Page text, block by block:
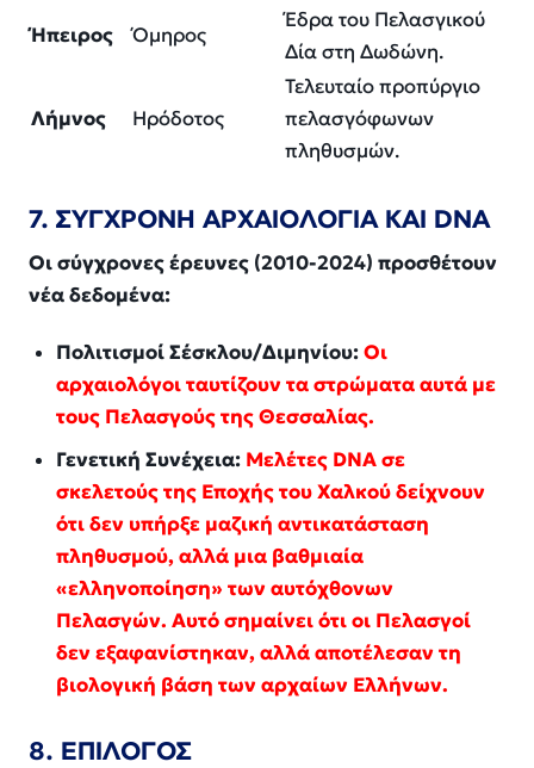
Ήπειρος
Όμηρος
Έδρα του Πελασγικού
Δία στη Δωδώνη.
Λήμνος Ηρόδοτος
Τελευταίο προπύργιο
πελασγόφωνων
πληθυσμών.
7. ΣΥΓΧΡΟΝΗ ΑΡΧΑΙΟΛΟΓΙΑ ΚΑΙ DNA
Οι σύγχρονες έρευνες (2010-2024) προσθέτουν
νέα δεδομένα:
Πολιτισμοί Σέσκλου/Διμηνίου:Οι
αρχαιολόγοι ταυτίζουν τα στρώματα αυτά με
τους Πελασγούς της Θεσσαλίας.
Γενετική Συνέχεια: Μελέτες DNA σε
σκελετούς της Εποχής του Χαλκού δείχνουν
ότι δεν υπήρξε μαζική αντικατάσταση
πληθυσμού, αλλά μια βαθμιαία
«ελληνοποίηση» των αυτόχθονων
Πελασγών. Αυτό σημαίνει ότι οι Πελασγοί
δεν εξαφανίστηκαν, αλλά αποτέλεσαν τη
βιολογική βάση των αρχαίων Ελλήνων.
8. ΕΠΙΛΟΓΟΣ